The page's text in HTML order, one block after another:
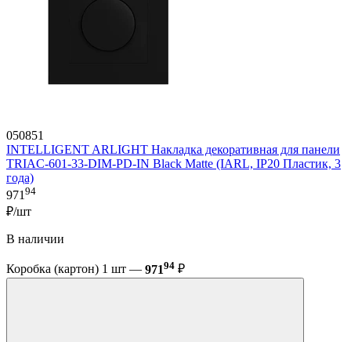
050851
INTELLIGENT ARLIGHT Накладка декоративная для панели
TRIAC-601-33-DIM-PD-IN Black Matte (IARL, IP20 Пластик, 3
года)
971 94
₽/шт
В наличии
Коробка (картон) 1 шт — 97194 ₽